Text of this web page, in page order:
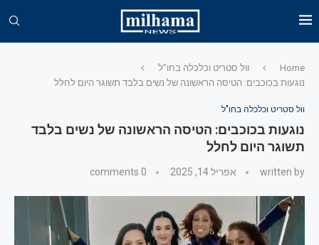
Home
וול סטריט וכלכלה בחו"ל
נוגעות בכוכבים: הטיסה הראשונה של נשים בלבד תשוגר היום לחלל
וול סטריט וכלכלה בחו"ל
נוגעות בכוכבים: הטיסה הראשונה של נשים בלבד
תשוגר היום לחלל
written by אפריל 14, 2025 0 comments